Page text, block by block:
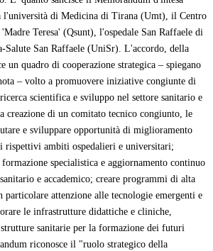
l'università di Medicina di Tirana (Umt), il Centro
Teresa' (Qsunt), l'ospedale San Raffaele di
San Raffaele (UniSr). L'accordo, della
un quadro di cooperazione strategica – spiegano
– volto a promuovere iniziative congiunte di
scientifica e sviluppo nel settore sanitario e
creazione di un comitato tecnico congiunto, le
e sviluppare opportunità di miglioramento
rispettivi ambiti ospedalieri e universitari;
specialistica e aggiornamento continuo
e accademico; creare programmi di alta
particolare attenzione alle tecnologie emergenti e
le infrastrutture didattiche e cliniche,
sanitarie per la formazione dei futuri
riconosce il "ruolo strategico della